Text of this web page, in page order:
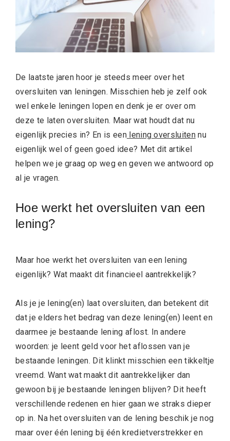
De laatste jaren hoor je steeds meer over het
oversluiten van leningen. Misschien heb je zelf ook
wel enkele leningen lopen en denk je er over om
deze te laten oversluiten. Maar wat houdt dat nu
eigenlijk precies in? En is eenlening oversluiten nu
eigenlijk wel of geen goed idee? Met dit artikel
helpen we je graag op weg en geven we antwoord op
al je vragen.
Hoe werkt het oversluiten van een
lening?
Maar hoe werkt het oversluiten van een lening
eigenlijk? Wat maakt dit financieel aantrekkelijk?
Als je je lening(en) laat oversluiten, dan betekent dit
dat je elders het bedrag van deze lening(en) leent en
daarmee je bestaande lening aflost. In andere
woorden: je leent geld voor het aflossen van je
bestaande leningen. Dit klinkt misschien een tikkeltje
vreemd. Want wat maakt dit aantrekkelijker dan
gewoon bij je bestaande leningen blijven? Dit heeft
verschillende redenen en hier gaan we straks dieper
op in. Na het oversluiten van de lening beschik je nog
maar over één lening bij één kredietverstrekker en